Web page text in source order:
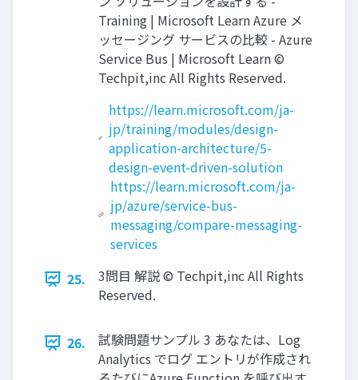
Training | Microsoft Learn Azure メ
ッセージング サービスの比較 - Azure
Service Bus | Microsoft Learn ©
Techpit,inc All Rights Reserved.
https://learn.microsoft.com/ja-
jp/training/modules/design-
application-architecture/5-
design-event-driven-solution
https://learn.microsoft.com/ja-
jp/azure/service-bus-
messaging/compare-messaging-
services
25.
3問目 解説 © Techpit,inc All Rights
Reserved.
26.
試験問題サンプル 3 あなたは、Log
Analytics でログ エントリが作成され